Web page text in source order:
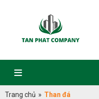
Trang chủ » Than đá